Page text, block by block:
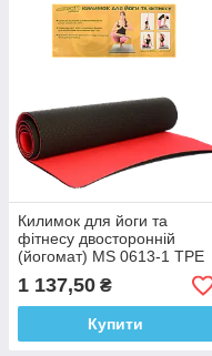
Килимок для йоги та
фітнесу двосторонній
(йогомат) MS 0613-1 TPE
183-61 см чорний з
червоним 6 мм
1 137,50 ₴
Купити